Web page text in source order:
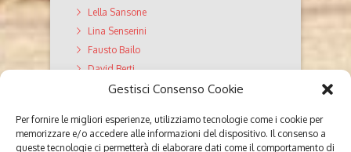
Gestisci Consenso Cookie
Per fornire le migliori esperienze, utilizziamo tecnologie come i cookie per
memorizzare e/o accedere alle informazioni del dispositivo. Il consenso a
queste tecnologie ci permetterà di elaborare dati come il comportamento di
Lella Sansone
Lina Senserini
Fausto Bailo
David Berti
GiroDiVite Servizi editoriali
Editing
Correzione di bozze